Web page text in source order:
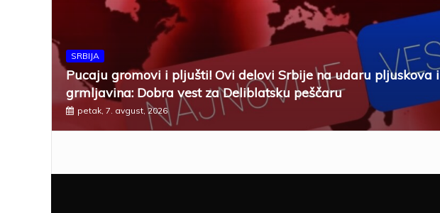
SRBIJA
Pucaju gromovi i pljušti! Ovi delovi Srbije na udaru pljuskova i
grmljavina: Dobra vest za Deliblatsku peščaru
petak, 7. avgust, 2026